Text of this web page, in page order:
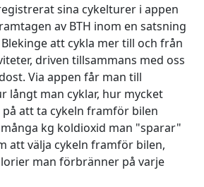
sina cykelturer i appen
av BTH inom en satsning
att cykla mer till och från
driven tillsammans med oss
Via appen får man till
långt man cyklar, hur mycket
att ta cykeln framför bilen
kg koldioxid man "sparar"
att välja cykeln framför bilen,
man förbränner på varje